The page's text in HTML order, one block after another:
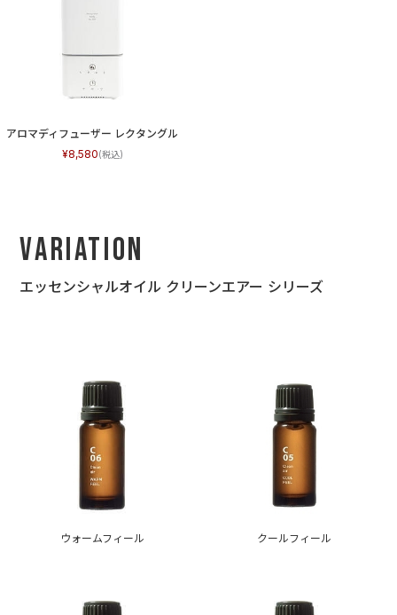
アロマディフューザー レクタングル
8,580
Variation
エッセンシャルオイル クリーンエアー シリーズ
ウォームフィール クールフィール